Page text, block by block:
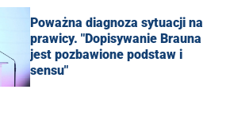
Poważna diagnoza sytuacji na
prawicy. "Dopisywanie Brauna
jest pozbawione podstaw i
sensu"